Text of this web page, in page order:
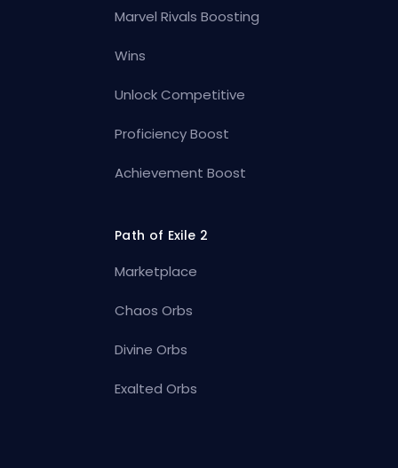
Marvel Rivals Boosting
Wins
Unlock Competitive
Proficiency Boost
Achievement Boost
Path of Exile 2
Marketplace
Chaos Orbs
Divine Orbs
Exalted Orbs